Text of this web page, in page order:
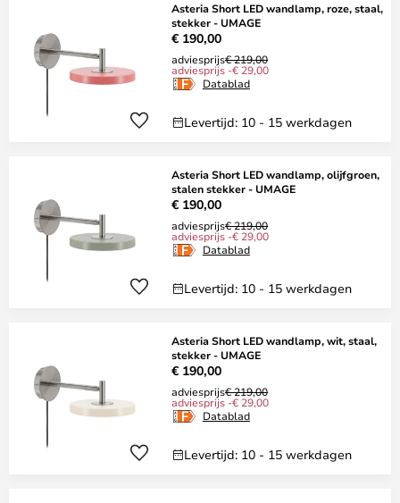
Asteria Short LED wandlamp, roze, staal,
stekker - UMAGE
€ 190,00
adviesprijs€ 219,00
adviesprijs -€ 29,00
Datablad
Levertijd: 10 - 15 werkdagen
Asteria Short LED wandlamp, olijfgroen,
stalen stekker - UMAGE
€ 190,00
adviesprijs€ 219,00
adviesprijs -€ 29,00
Datablad
Levertijd: 10 - 15 werkdagen
Asteria Short LED wandlamp, wit, staal,
stekker - UMAGE
€ 190,00
adviesprijs€ 219,00
adviesprijs -€ 29,00
Datablad
Levertijd: 10 - 15 werkdagen